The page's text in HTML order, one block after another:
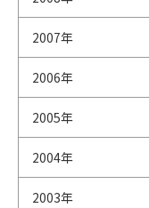
2007年
2006年
2005年
2004年
2003年